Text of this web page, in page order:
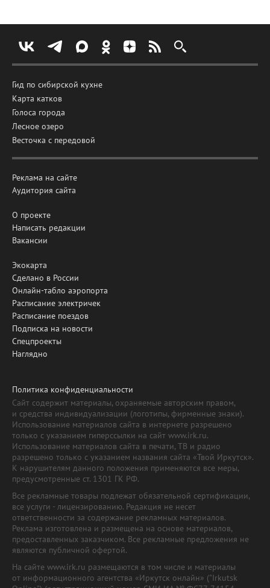
Гид по сибирской кухне
Карта катков
Голоса города
Лесное озеро
Весточка с передовой
Реклама на сайте
Аудитория сайта
О проекте
Написать редакции
Вакансии
Экокарта
Сделано в России
Онлайн-табло аэропорта
Расписание электричек
Расписание поездов
Подписка на новости
Спецпроекты
Наглядно
Политика конфиденциальности
Сайт содержит материалы, охраняемые авторским правом,
и средства индивидуализации (логотипы, фирменные знаки).
Использование материалов сайта в интернете разрешено
только с указанием гиперссылки на сайт www.irk.ru.
Использование материалов сайта в печати, ТВ и радио
разрешено только с указанием названия сайта «Твой Иркутск».
К нарушителям данного положения применяются все меры,
предусмотренные ст. 1301 ГК РФ.
Все рекламные товары подлежат обязательной сертификации,
все услуги - лицензированию. Редакция не несет
ответственности за содержание рекламных материалов.
Реклама изготовлена и размещена на основе материалов,
предоставленных заказчиком. Все рекламные предложения не
являются публичной офертой.
На сайте www.irk.ru размещаются в том числе и материалы
от информационного агентства «Иркутск онлайн» ("Irkutsk